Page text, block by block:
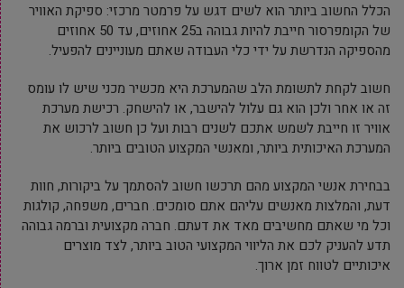
הכלל החשוב ביותר הוא לשים דגש על פרמטר מרכזי: ספיקת האוויר
של הקומפרסור חייבת להיות גבוהה ב25 אחוזים, עד 50 אחוזים
מהספיקה הנדרשת על ידי כלי העבודה שאתם מעוניינים להפעיל.
חשוב לקחת לתשומת הלב שהמערכת היא מכשיר מכני שיש לו עומס
זה או אחר ולכן הוא גם עלול להישבר, או להישחק. רכישת מערכת
אוויר זו חייבת לשמש אתכם לשנים רבות ועל כן חשוב לרכוש את
המערכת האיכותית ביותר, ומאנשי המקצוע הטובים ביותר.
בבחירת אנשי המקצוע מהם תרכשו חשוב להסתמך על ביקורות, חוות
דעת, והמלצות מאנשים עליהם אתם סומכים. חברים, משפחה, קולגות
וכל מי שאתם מחשיבים מאד את דעתם. חברה מקצועית וברמה גבוהה
תדע להעניק לכם את הליווי המקצועי הטוב ביותר, לצד מוצרים
איכותיים לטווח זמן ארוך.